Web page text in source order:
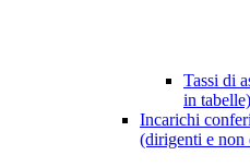
Tassi di
in tabelle)
Incarichi
(dirigenti e non